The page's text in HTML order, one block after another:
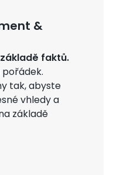
&
faktů.
tak, abyste
vhledy a
základě